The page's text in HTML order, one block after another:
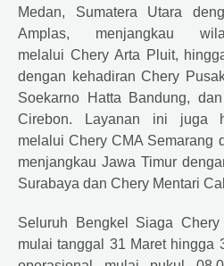
Medan, Sumatera Utara
Amplas, menjangkau
melalui CheryArta Pluit,
dengan kehadiran Chery
Soekarno Hatta Bandung, dan
Cirebon. Layanan ini juga
melaluiChery CMA Semarang
menjangkau Jawa Timur
Surabaya dan Chery Mentari
Seluruh Bengkel Siaga Chery
mulai tanggal 31 Maret hingga